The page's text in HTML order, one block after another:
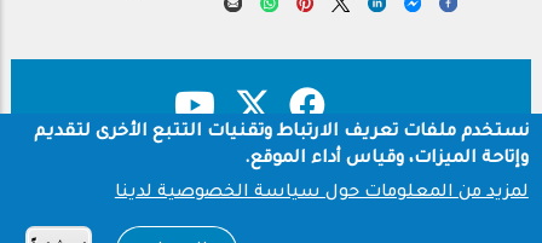
Footer حقوق النشر
سياسة الخصوصية
نستخدم ملفات تعريف الارتباط وتقنيات التتبع الأخرى لتقديم
وإتاحة الميزات، وقياس أداء الموقع.
لمزيد من المعلومات حول سياسة الخصوصية لدينا